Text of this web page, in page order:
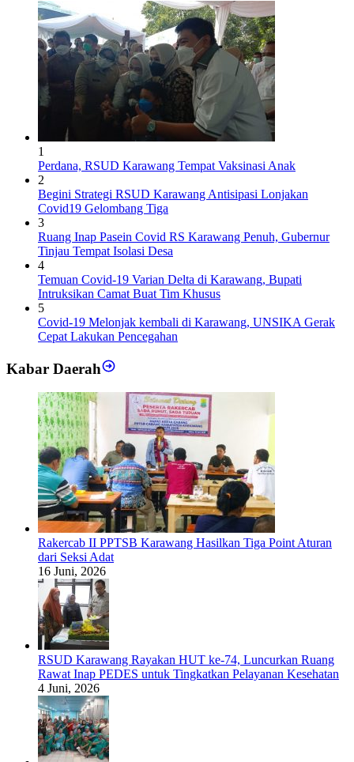
1
Perdana, RSUD Karawang Tempat Vaksinasi Anak
2
Begini Strategi RSUD Karawang Antisipasi Lonjakan
Covid19 Gelombang Tiga
3
Ruang Inap Pasein Covid RS Karawang Penuh, Gubernur
Tinjau Tempat Isolasi Desa
4
Temuan Covid-19 Varian Delta di Karawang, Bupati
Intruksikan Camat Buat Tim Khusus
5
Covid-19 Melonjak kembali di Karawang, UNSIKA Gerak
Cepat Lakukan Pencegahan
Kabar Daerah
Rakercab II PPTSB Karawang Hasilkan Tiga Point Aturan
dari Seksi Adat
16 Juni, 2026
RSUD Karawang Rayakan HUT ke-74, Luncurkan Ruang
Rawat Inap PEDES untuk Tingkatkan Pelayanan Kesehatan
4 Juni, 2026